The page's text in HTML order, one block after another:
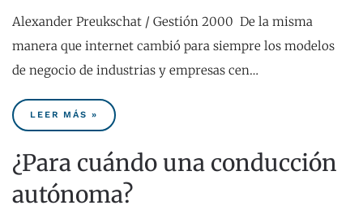
Alexander Preukschat / Gestión 2000 De la misma
manera que internet cambió para siempre los modelos
de negocio de industrias y empresas cen…
LEER MÁS »
¿Para cuándo una conducción
autónoma?